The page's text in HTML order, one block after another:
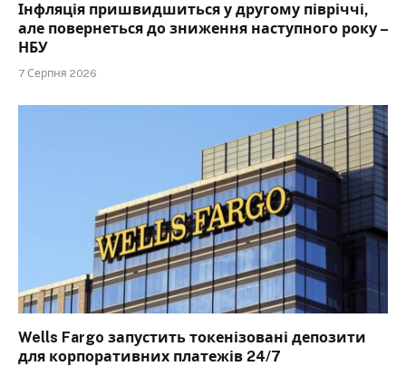
Інфляція пришвидшиться у другому півріччі,
але повернеться до зниження наступного року –
НБУ
7 Серпня 2026
Wells Fargo запустить токенізовані депозити
для корпоративних платежів 24/7